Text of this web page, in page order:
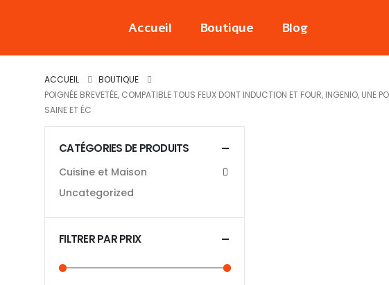
Accueil Boutique Blog
ACCUEIL
BOUTIQUE
‎POIGNÉE BREVETÉE, COMPATIBLE TOUS FEUX DONT INDUCTION ET FOUR, INGENIO, UNE
SAINE ET ÉC
CATÉGORIES DE PRODUITS
Cuisine et Maison
Uncategorized
FILTRER PAR PRIX